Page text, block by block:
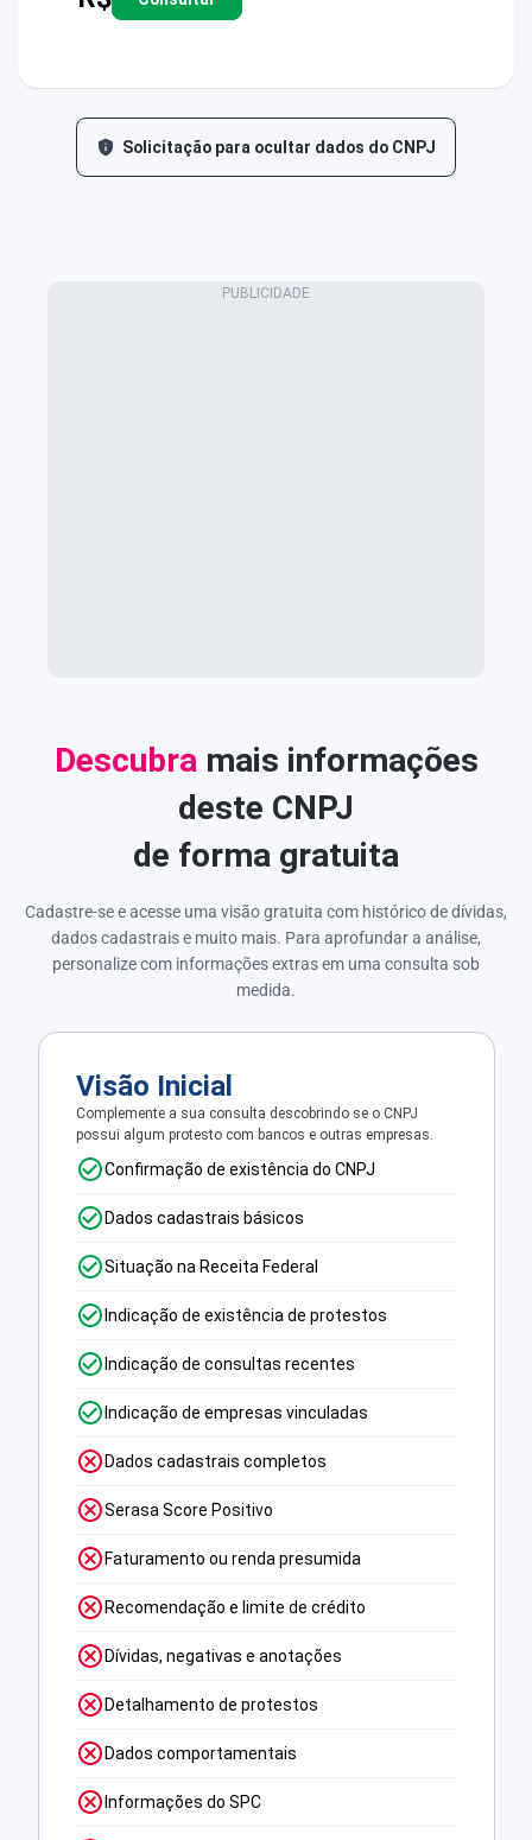
Solicitação para ocultar dados do CNPJ
Descubra mais informações
deste CNPJ
de forma gratuita
Cadastre-se e acesse uma visão gratuita com histórico de dívidas,
dados cadastrais e muito mais. Para aprofundar a análise,
personalize com informações extras em uma consulta sob
medida.
Visão Inicial
Complemente a sua consulta descobrindo se o CNPJ
possui algum protesto com bancos e outras empresas.
Confirmação de existência do CNPJ
Dados cadastrais básicos
Situação na Receita Federal
Indicação de existência de protestos
Indicação de consultas recentes
Indicação de empresas vinculadas
Dados cadastrais completos
Serasa Score Positivo
Faturamento ou renda presumida
Recomendação e limite de crédito
Dívidas, negativas e anotações
Detalhamento de protestos
Dados comportamentais
Informações do SPC